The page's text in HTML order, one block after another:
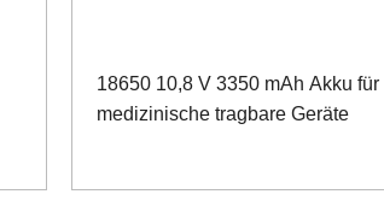
18650 10,8 V 3350 mAh Akku für
medizinische tragbare Geräte